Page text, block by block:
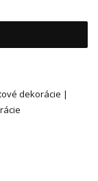
dekorácie |